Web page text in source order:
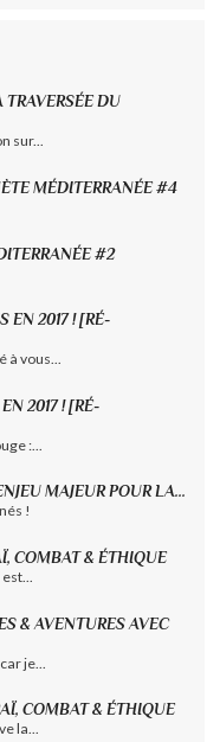
DU
sur...
MÉDITERRANÉE #4
#2
EN 2017 ! [RÉ-
à vous...
2017 ! [RÉ-
:...
MAJEUR POUR LA...
!
COMBAT & ÉTHIQUE
& AVENTURES AVEC
je...
COMBAT & ÉTHIQUE
la...